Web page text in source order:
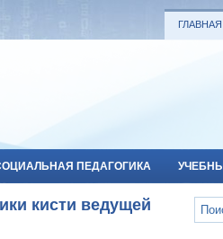
ГЛАВНАЯ
ПЕДАГОГИКА
кисти ведущей